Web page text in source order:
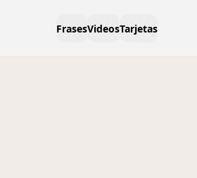
FrasesVideosTarjetas